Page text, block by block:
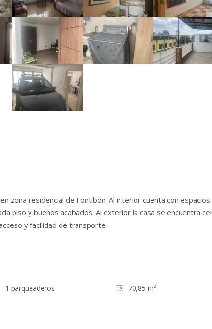
zona residencial de Fontibón. Al interior cuenta con espacios
piso y buenos acabados. Al exterior la casa se encuentra
y facilidad de transporte.
1 parqueaderos 70,85 m²